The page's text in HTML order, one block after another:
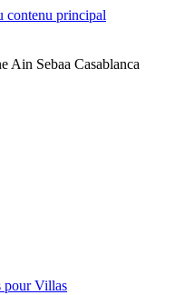
contenu principal
Ain Sebaa Casablanca
pour Villas